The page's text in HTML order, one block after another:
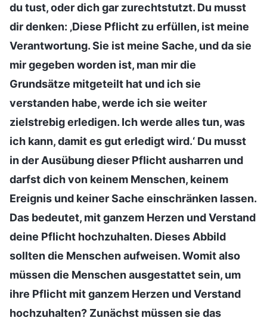
du tust, oder dich gar zurechtstutzt. Du musst
dir denken: ‚Diese Pflicht zu erfüllen, ist meine
Verantwortung. Sie ist meine Sache, und da sie
mir gegeben worden ist, man mir die
Grundsätze mitgeteilt hat und ich sie
verstanden habe, werde ich sie weiter
zielstrebig erledigen. Ich werde alles tun, was
ich kann, damit es gut erledigt wird.‘ Du musst
in der Ausübung dieser Pflicht ausharren und
darfst dich von keinem Menschen, keinem
Ereignis und keiner Sache einschränken lassen.
Das bedeutet, mit ganzem Herzen und Verstand
deine Pflicht hochzuhalten. Dieses Abbild
sollten die Menschen aufweisen. Womit also
müssen die Menschen ausgestattet sein, um
ihre Pflicht mit ganzem Herzen und Verstand
hochzuhalten? Zunächst müssen sie das